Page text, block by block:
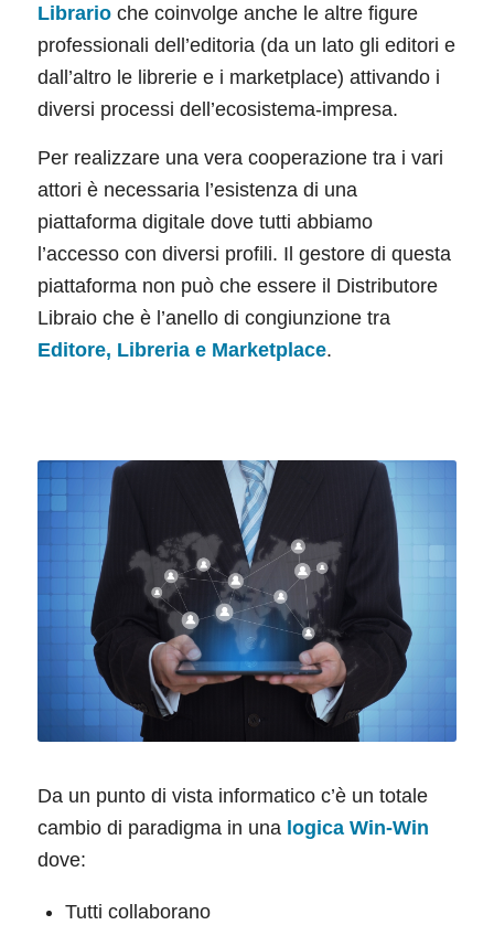
Librarioche coinvolge anche le altre figure
professionali dell’editoria (da un lato gli editori e
dall’altro le librerie e i marketplace) attivando i
diversi processi dell’ecosistema-impresa.
Per realizzare una vera cooperazione tra i vari
attori è necessaria l’esistenza di una
piattaforma digitale dove tutti abbiamo
l’accesso con diversi profili. Il gestore di questa
piattaforma non può che essere il Distributore
Libraio che è l’anello di congiunzione tra
Editore, Libreria e Marketplace.
Da un punto di vista informatico c’è un totale
cambio di paradigma in una logica Win-Win
dove:
Tutti collaborano